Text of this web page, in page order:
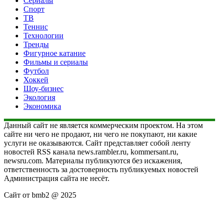
Спорт
ТВ
Теннис
Технологии
Тренды
Фигурное катание
Фильмы и сериалы
Футбол
Хоккей
Шоу-бизнес
Экология
Экономика
Данный сайт не является коммерческим проектом. На этом
сайте ни чего не продают, ни чего не покупают, ни какие
услуги не оказываются. Сайт представляет собой ленту
новостей RSS канала news.rambler.ru, kommersant.ru,
newsru.com. Материалы публикуются без искажения,
ответственность за достоверность публикуемых новостей
Администрация сайта не несёт.
Сайт от bmb2 @ 2025